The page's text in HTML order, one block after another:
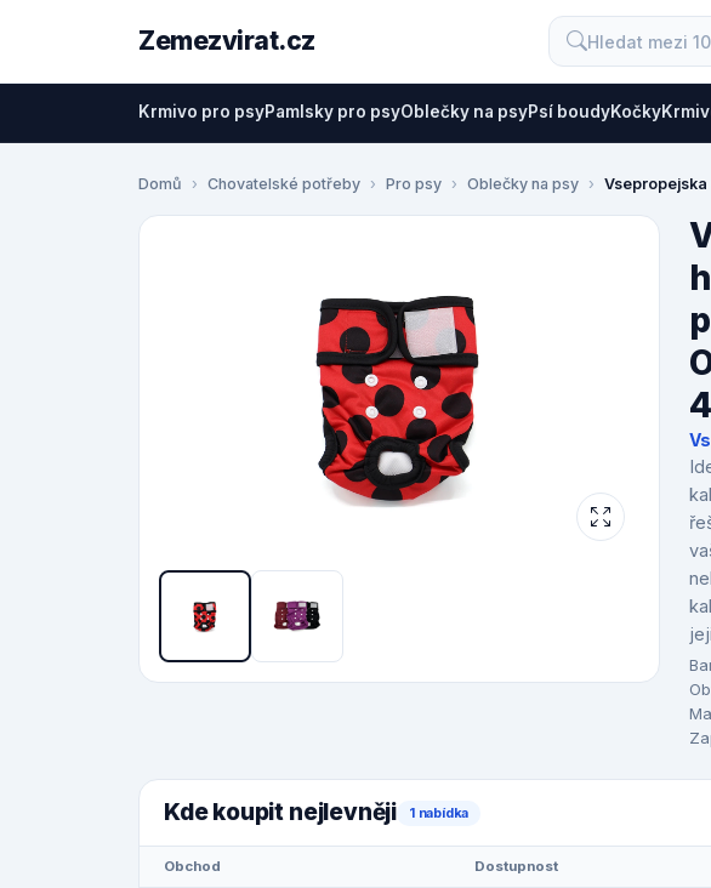
Zemezvirat.cz
Krmivo pro psyPamlsky pro psyOblečky na psyPsí boudyKočky
Domů Chovatelské potřeby Pro psy Oblečky na psy
Kde koupit nejlevněji 1 nabídka
Obchod Dostupnost